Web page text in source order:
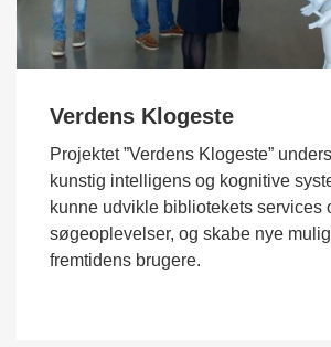
Verdens Klogeste
Projektet ”Verdens Klogeste”
kunstig intelligens og kognitive
kunne udvikle bibliotekets services
søgeoplevelser, og skabe nye
fremtidens brugere.